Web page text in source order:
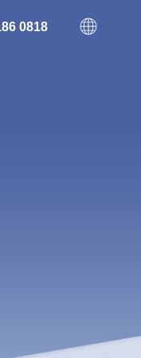
0818